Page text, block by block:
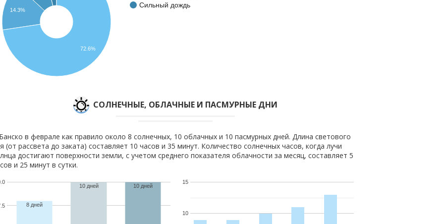
Сильный дождь
14.3%
72.6%
CОЛНЕЧНЫЕ, ОБЛАЧНЫЕ И ПАСМУРНЫЕ ДНИ
в феврале как правило около 8 солнечных, 10 облачных и 10 пасмурных дней. Длина светового
(от рассвета до заката) составляет 10 часов и 35 минут. Количество солнечных часов, когда лучи
достигают поверхности земли, с учетом среднего показателя облачности за месяц, составляет 5
и 25 минут в сутки.
8 дней
10 дней 10 дней
10
15